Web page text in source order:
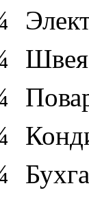
Швея